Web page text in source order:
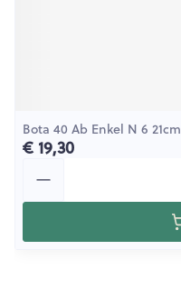
Bota 40 Ab Enkel N 6 21cm
€ 19,30